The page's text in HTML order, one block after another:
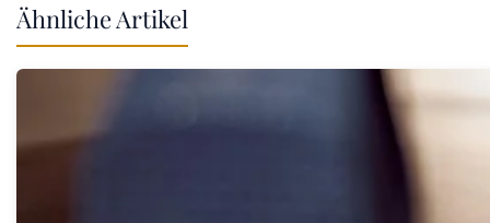
Ähnliche Artikel